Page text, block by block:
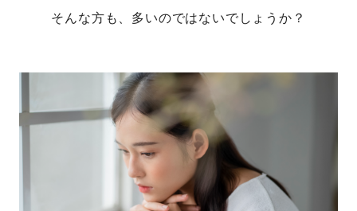
そんな方も、多いのではないでしょうか？